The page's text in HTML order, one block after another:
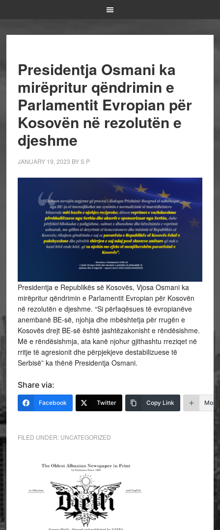
Presidentja Osmani ka
mirëpritur qëndrimin e
Parlamentit Evropian për
Kosovën në rezolutën e
djeshme
JANUARY 19, 2023 BYS P
Presidentja e Republikës së Kosovës, Vjosa Osmani ka
mirëpritur qëndrimin e Parlamentit Evropian për Kosovën
në rezolutën e djeshme. “Si përfaqësues të evropianëve
anembanë BE-së, njohja dhe mbështetja për rrugën e
Kosovës drejt BE-së është jashtëzakonisht e rëndësishme.
Më e rëndësishmja, ata kanë njohur gjithashtu rreziqet në
rritje të agresionit dhe përpjekjeve destabilizuese të
Serbisë” ka thënë Presidentja Osmani.
Share via:
Facebook Twitter Copy Link More
FILED UNDER: UNCATEGORIZED